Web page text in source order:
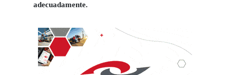
adecuadamente.